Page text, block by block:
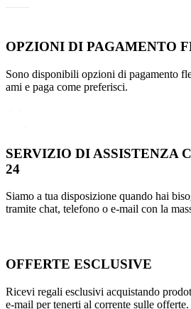
OPZIONI DI PAGAMENTO
Sono disponibili opzioni di pagamento
ami e paga come preferisci.
SERVIZIO DI ASSISTENZA
24
Siamo a tua disposizione quando hai
tramite chat, telefono o e-mail con la
OFFERTE ESCLUSIVE
Ricevi regali esclusivi acquistando
e-mail per tenerti al corrente sulle offerte.